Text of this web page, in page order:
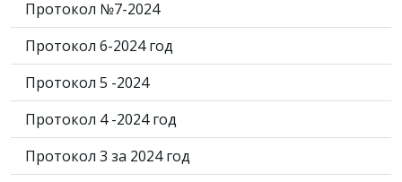
Протокол №7-2024
Протокол 6-2024 год
Протокол 5 -2024
Протокол 4 -2024 год
Протокол 3 за 2024 год